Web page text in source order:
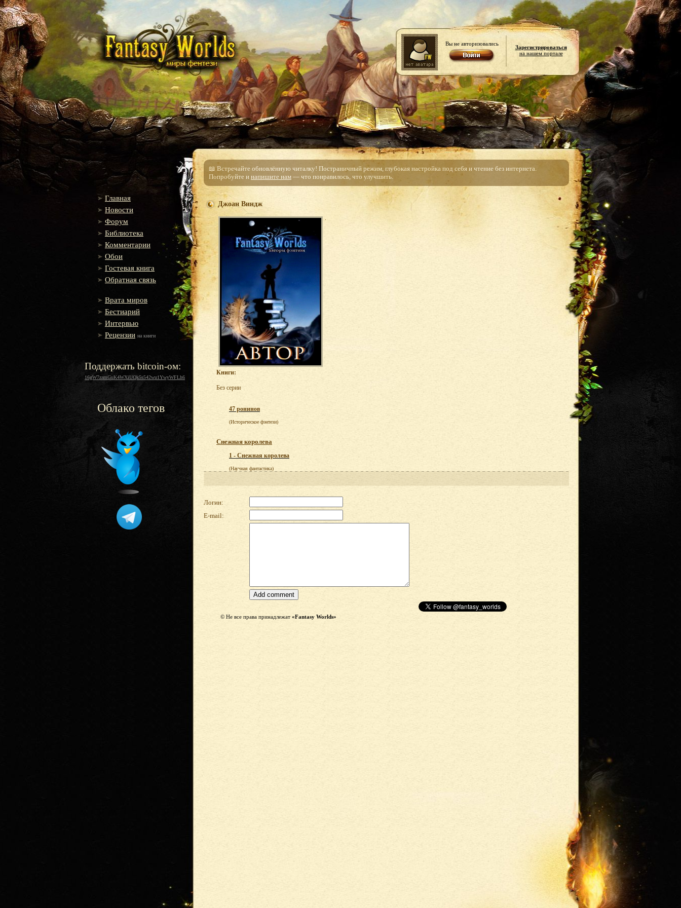
Вы не авторизовались
Зарегистрироваться
на нашем портале
Главная
Новости
Форум
Библиотека
Комментарии
Обои
Гостевая книга
Обратная связь
Врата миров
Бестиарий
Интервью
Рецензии на книги
Поддержать bitcoin-ом:
16gW7zamGuK4WXiUQk5s542wu1YwyWFLh6
Облако тегов
📖 Встречайте обновлённую читалку! Постраничный режим, глубокая настройка под себя и чтение без интернета.
Попробуйте и напишите нам — что понравилось, что улучшить.
Джоан Виндж
.
Книги:
Без серии
47 ронинов
(Историческое фэнтези)
Снежная королева
1 - Снежная королева
(Научная фантастика)
Логин:
E-mail:
© Не все права принадлежат «Fantasy Worlds»